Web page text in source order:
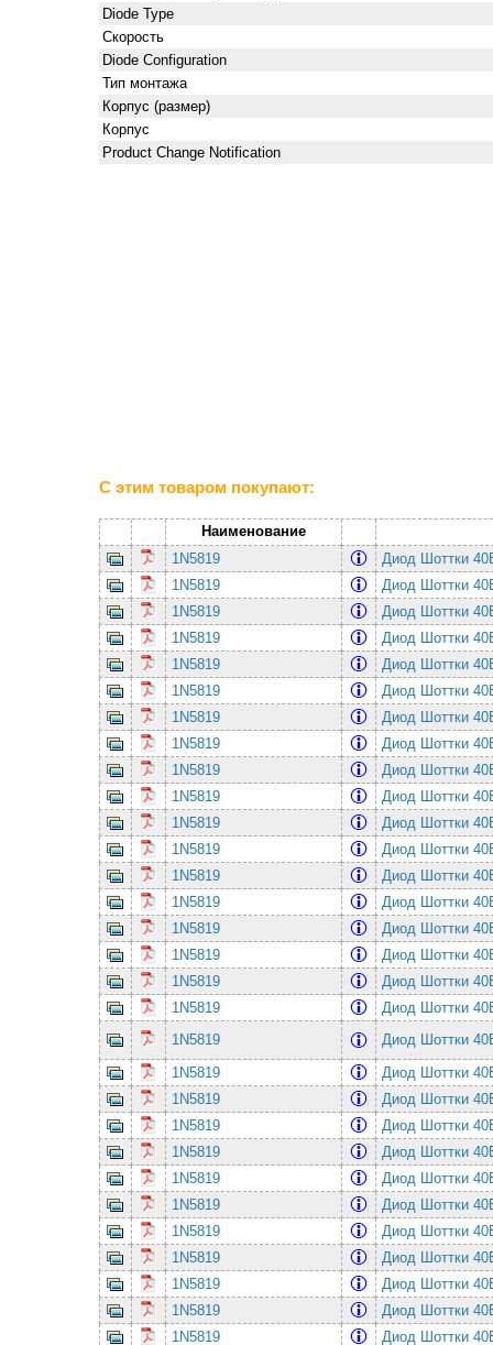
Diode Type
Скорость
Diode Configuration
Тип монтажа
Корпус (размер)
Корпус
Product Change Notification
С этим товаром покупают:
Наименование
1N5819
Диод Шоттки
1N5819
Диод Шоттки
1N5819
Диод Шоттки
1N5819
Диод Шоттки
1N5819
Диод Шоттки
1N5819
Диод Шоттки
1N5819
Диод Шоттки
1N5819
Диод Шоттки
1N5819
Диод Шоттки
1N5819
Диод Шоттки
1N5819
Диод Шоттки
1N5819
Диод Шоттки
1N5819
Диод Шоттки
1N5819
Диод Шоттки
1N5819
Диод Шоттки
1N5819
Диод Шоттки
1N5819
Диод Шоттки
1N5819
Диод Шоттки
1N5819
Диод Шоттки
1N5819
Диод Шоттки
1N5819
Диод Шоттки
1N5819
Диод Шоттки
1N5819
Диод Шоттки
1N5819
Диод Шоттки
1N5819
Диод Шоттки
1N5819
Диод Шоттки
1N5819
Диод Шоттки
1N5819
Диод Шоттки
1N5819
Диод Шоттки
1N5819
Диод Шоттки